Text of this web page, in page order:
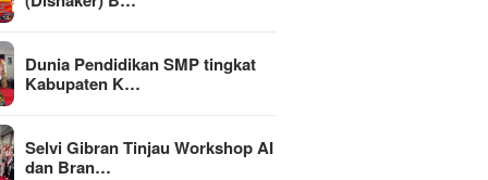
Dunia Pendidikan SMP tingkat
Kabupaten K…
Selvi Gibran Tinjau Workshop AI
dan Bran…